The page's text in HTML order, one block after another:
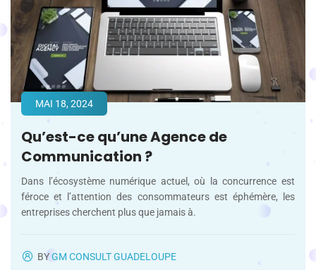
Qu’est-ce qu’une Agence de
Communication ?
Dans l’écosystème numérique actuel, où la concurrence est
féroce et l’attention des consommateurs est éphémère, les
entreprises cherchent plus que jamais à.
MAI 18, 2024
BYGM CONSULT GUADELOUPE